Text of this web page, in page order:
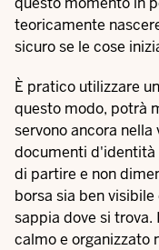
teoricamente
sicuro se le cose
È pratico utilizzare
questo modo, potrà
servono ancora
documenti d'identità
di partire e non
borsa sia ben
sappia dove si
calmo e organizzato